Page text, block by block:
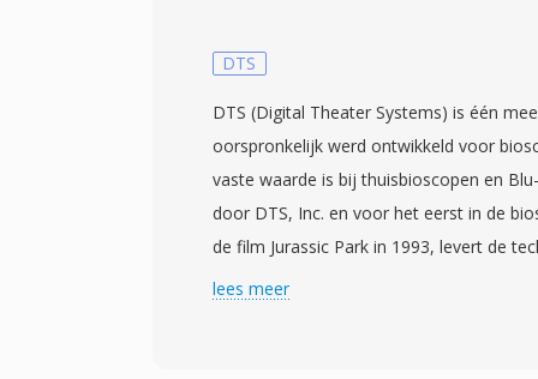
DTS
DTS (Digital Theater Systems) is één
oorspronkelijk werd ontwikkeld voor
vaste waarde is bij thuisbioscopen en
door DTS, Inc. en voor het eerst in de
de film Jurassic Park in 1993, levert de
kanalen surroundgeluid bij bitrates
lees meer